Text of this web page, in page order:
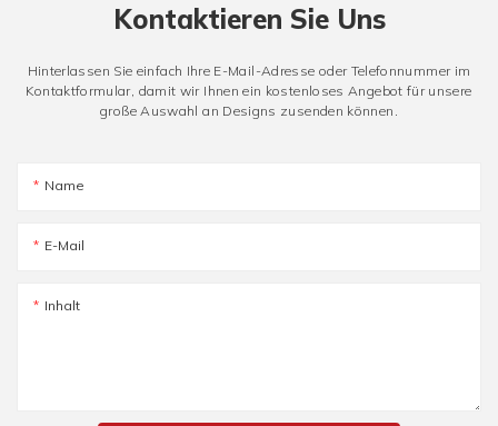
Kontaktieren Sie Uns
Hinterlassen Sie einfach Ihre E-Mail-Adresse oder Telefonnummer im
Kontaktformular, damit wir Ihnen ein kostenloses Angebot für unsere
große Auswahl an Designs zusenden können.
Name
E-Mail
Inhalt